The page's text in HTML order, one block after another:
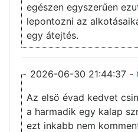
egészen egyszerűen
lepontozni az
egy átejtés.
2026-06-30 21:44:37 -
Az elsö évad kedvet
a harmadik egy kalap
ezt inkabb nem